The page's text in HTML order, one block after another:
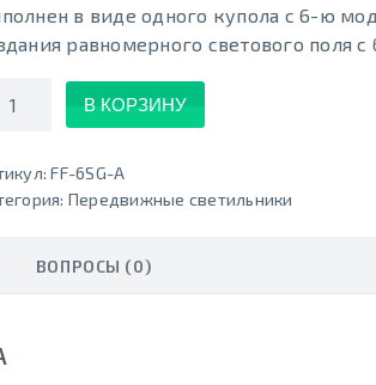
в виде одного купола с 6-ю
равномерного светового поля
В КОРЗИНУ
FF-6SG-А
Передвижные светильники
ВОПРОСЫ (0)